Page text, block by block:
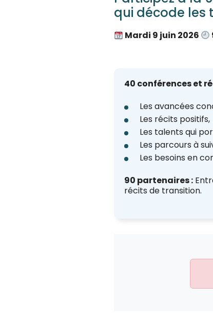
qui décode les
Mardi 9 juin 2026
40 conférences et
Les avancées
Les récits positifs,
Les talents qui
Les parcours à
Les besoins en
90 partenaires :
récits de transition.